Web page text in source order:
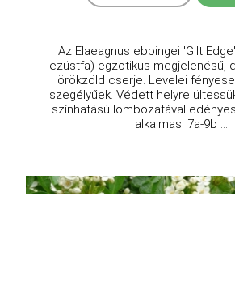
Az Elaeagnus ebbingei 'Gilt
ezüstfa) egzotikus megjelenésű,
örökzöld cserje. Levelei
szegélyűek. Védett helyre
színhatású lombozatával
alkalmas. 7a-9b ...